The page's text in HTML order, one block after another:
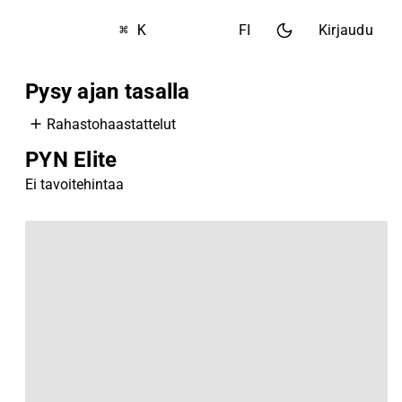
⌘ K FI Kirjaudu
Pysy ajan tasalla
Rahastohaastattelut
PYN Elite
Ei tavoitehintaa